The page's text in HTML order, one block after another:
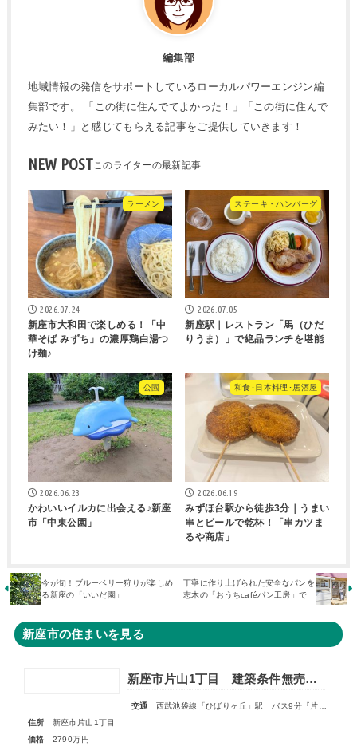
編集部
地域情報の発信をサポートしているローカルパワーエンジン編
集部です。 「この街に住んでてよかった！」「この街に住んで
みたい！」と感じてもらえる記事をご提供していきます！
NEW POST
ラーメン
2026.07.24
新座市大和田で楽しめる！「中
華そば みずち」の濃厚鶏白湯つ
け麺♪
ステーキ・ハンバーグ
2026.07.05
新座駅｜レストラン「馬（ひだ
りうま）」で絶品ランチを堪能
公園
2026.06.23
かわいいイルカに出会える♪新座
市「中東公園」
和食･日本料理･居酒屋
2026.06.19
みずほ台駅から徒歩3分｜うまい
串とビールで乾杯！「串カツま
るや商店」
今が旬！ブルーベリー狩りが楽しめ
る新座の「いいだ園」
丁寧に作り上げられた安全なパンを
志木の「おうちcaféパン工房」で
新座市の住まいを見る
新座市片山1丁目 建築条件無売地 全1区画
交通
西武池袋線「ひばりヶ丘」駅 バス9分『片山小学校』停歩3分
住所
新座市片山1丁目
価格
2790万円